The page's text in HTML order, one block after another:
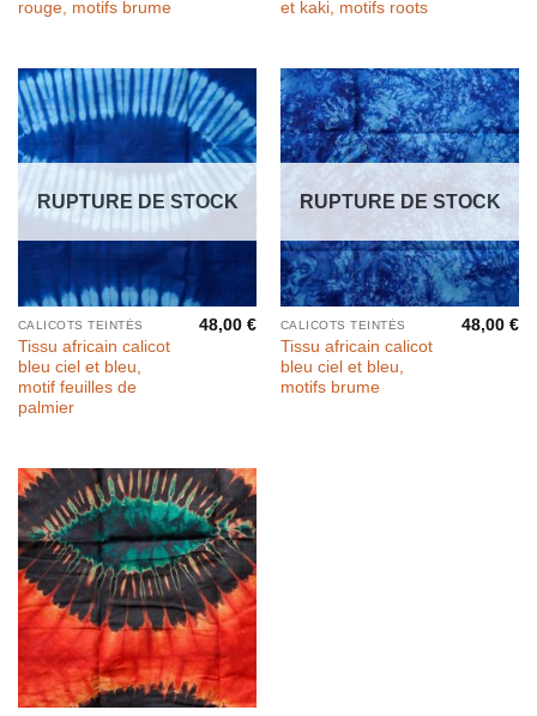
rouge, motifs brume
et kaki, motifs roots
RUPTURE DE STOCK
CALICOTS TEINTÉS
Tissu africain calicot
bleu ciel et bleu,
motif feuilles de
palmier
48,00€
RUPTURE DE STOCK
CALICOTS TEINTÉS
Tissu africain calicot
bleu ciel et bleu,
motifs brume
48,00€